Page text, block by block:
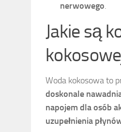
nerwowego.
Jakie są
Woda kokosowa to
doskonale
napojem dla osób
uzupełnienia